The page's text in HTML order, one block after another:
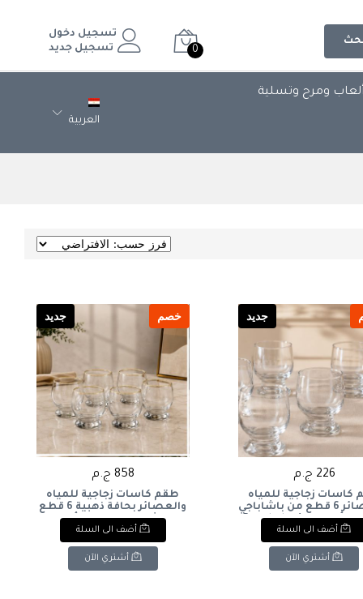
0
تسجيل دخول
تسجيل جديد
ألعاب ومرح وتسلية
العربية
جديد
226 ج.م
كاسات زجاجية للمياه
والعصائر 6 قطع من باشاباجي
- موديل أكواتيك (Paşabahçe
Aquatic 6-Piece Clear
Tumblers Set). |: Paşabahçe
Aquatic 6-Piece Clear
Juice Glasses Set.
أضف الى السلة
أشتري الآن
خصم جديد
858 ج.م
طقم كاسات زجاجية للمياه
والعصائر بحافة ذهبية 6 قطع
من باشاباجي - موديل أكواتيك
(Paşabahçe Aquatic 6-Piece
|: Paşabahçe Aquatic 6-Piece
Gold Rim Water & Juice
أضف الى السلة
أشتري الآن